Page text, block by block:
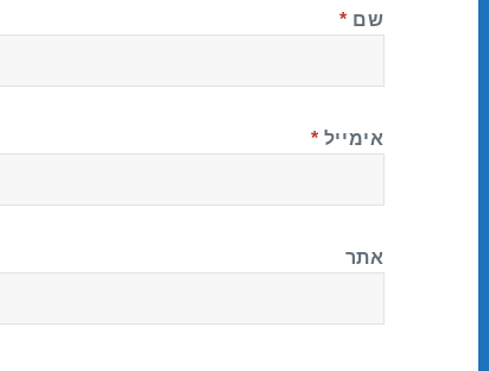
שם *
אימייל *
אתר